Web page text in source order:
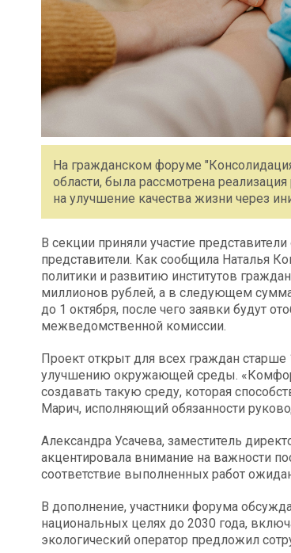
На гражданском форуме
области, была рассмотрена
на улучшение качества жизни через
В секции приняли участие
представители. Как сообщила Наталья
политики и развитию институтов
миллионов рублей, а в следующем сумма
до 1 октября, после чего заявки будут
межведомственной комиссии.
Проект открыт для всех граждан
улучшению окружающей среды.
создавать такую среду, которая
Марич, исполняющий обязанности
Александра Усачева, заместитель
акцентировала внимание на важности
соответствие выполненных работ
В дополнение, участники форума
национальных целях до 2030 года,
экологический оператор предложил